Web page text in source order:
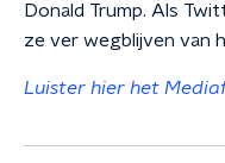
Donald Trump. Als
ze ver wegblijven van
Luister hier het